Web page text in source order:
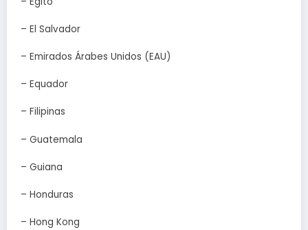
– El Salvador
– Emirados Árabes Unidos (EAU)
– Equador
– Filipinas
– Guatemala
– Guiana
– Honduras
– Hong Kong